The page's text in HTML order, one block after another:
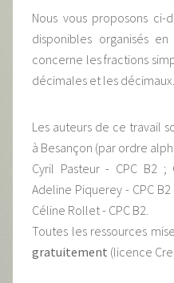
Nous vous proposons ci-
disponibles organisés
concerne les fractions
décimales et les décimaux.
Les auteurs de ce travail
à Besançon (par ordre
Cyril Pasteur - CPC B2 ;
Adeline Piquerey - CPC
Céline Rollet - CPC B2.
Toutes les ressources
gratuitement (licence